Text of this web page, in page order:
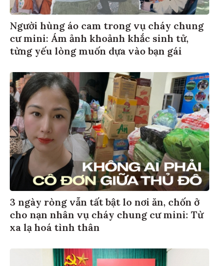
Người hùng áo cam trong vụ cháy chung
cư mini: Ám ảnh khoảnh khắc sinh tử,
từng yếu lòng muốn dựa vào bạn gái
3 ngày ròng vẫn tất bật lo nơi ăn, chốn ở
cho nạn nhân vụ cháy chung cư mini: Từ
xa lạ hoá tình thân